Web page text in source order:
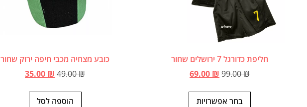
חליפת כדורגל 7 ירושלים שחור
99.00₪
69.00 ₪
בחר אפשרויות
כובע מצחיה מכבי חיפה ירוק שחור
49.00₪
35.00 ₪
הוספה לסל